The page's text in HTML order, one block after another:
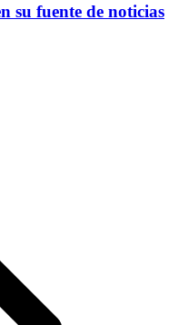
su fuente de noticias